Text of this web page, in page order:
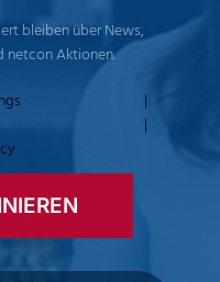
bleiben über News,
netcon Aktionen.
|
|